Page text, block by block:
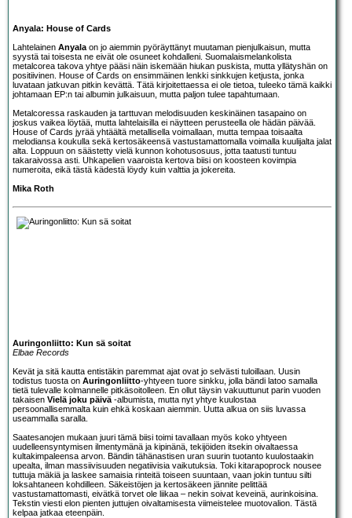
Anyala: House of Cards
Lahtelainen Anyala on jo aiemmin pyöräyttänyt muutaman pienjulkaisun, mutta
syystä tai toisesta ne eivät ole osuneet kohdalleni. Suomalaismelankolista
metalcorea takova yhtye pääsi näin iskemään hiukan puskista, mutta yllätyshän on
positiivinen. House of Cards on ensimmäinen lenkki sinkkujen ketjusta, jonka
luvataan jatkuvan pitkin kevättä. Tätä kirjoitettaessa ei ole tietoa, tuleeko tämä kaikki
johtamaan EP:n tai albumin julkaisuun, mutta paljon tulee tapahtumaan.
Metalcoressa raskauden ja tarttuvan melodisuuden keskinäinen tasapaino on
joskus vaikea löytää, mutta lahtelaisilla ei näytteen perusteella ole hädän päivää.
House of Cards jyrää yhtäältä metallisella voimallaan, mutta tempaa toisaalta
melodiansa koukulla sekä kertosäkeensä vastustamattomalla voimalla kuulijalta jalat
alta. Loppuun on säästetty vielä kunnon kohotusosuus, jotta taatusti tuntuu
takaraivossa asti. Uhkapelien vaaroista kertova biisi on koosteen kovimpia
numeroita, eikä tästä kädestä löydy kuin valttia ja jokereita.
Mika Roth
Auringonliitto: Kun sä soitat
Elbae Records
Kevät ja sitä kautta entistäkin paremmat ajat ovat jo selvästi tuloillaan. Uusin
todistus tuosta on Auringonliitto-yhtyeen tuore sinkku, jolla bändi latoo samalla
tietä tulevalle kolmannelle pitkäsoitolleen. En ollut täysin vakuuttunut parin vuoden
takaisen Vielä joku päivä -albumista, mutta nyt yhtye kuulostaa
persoonallisemmalta kuin ehkä koskaan aiemmin. Uutta alkua on siis luvassa
useammalla saralla.
Saatesanojen mukaan juuri tämä biisi toimi tavallaan myös koko yhtyeen
uudelleensyntymisen ilmentymänä ja kipinänä, tekijöiden itsekin oivaltaessa
kultakimpaleensa arvon. Bändin tähänastisen uran suurin tuotanto kuulostaakin
upealta, ilman massiivisuuden negatiivisia vaikutuksia. Toki kitarapoprock nousee
tuttuja mäkiä ja laskee samaisia rinteitä toiseen suuntaan, vaan jokin tuntuu silti
loksahtaneen kohdilleen. Säkeistöjen ja kertosäkeen jännite pelittää
vastustamattomasti, eivätkä torvet ole liikaa – nekin soivat keveinä, aurinkoisina.
Tekstin viesti elon pienten juttujen oivaltamisesta viimeistelee muotovalion. Tästä
kelpaa jatkaa eteenpäin.